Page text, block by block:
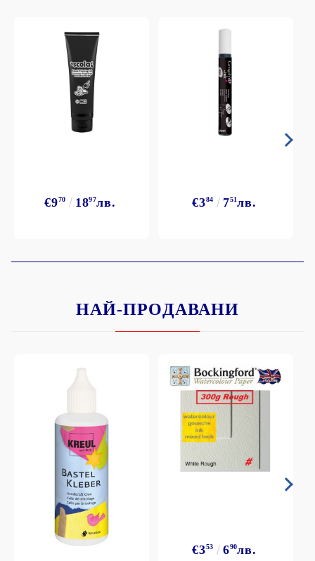
€970 1897лв. €384 751лв.
НАЙ-ПРОДАВАНИ
€353 690лв.